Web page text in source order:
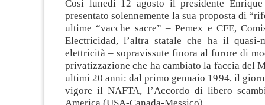
Così lunedì 12 agosto il presidente
presentato solennemente la sua proposta di
ultime “vacche sacre” – Pemex e CFE,
Electricidad, l’altra statale che ha il quasi-
elettricità – sopravissute finora al furore di
privatizzazione che ha cambiato la faccia del
ultimi 20 anni: dal primo gennaio 1994, il
vigore il NAFTA, l’Accordo di libero